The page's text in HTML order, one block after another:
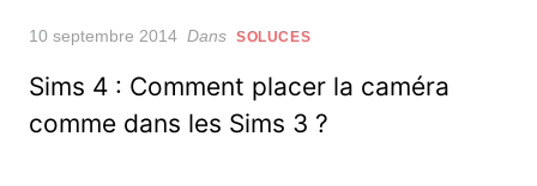
Posted
10 septembre 2014 Dans SOLUCES
Sims 4 : Comment placer la caméra
comme dans les Sims 3 ?